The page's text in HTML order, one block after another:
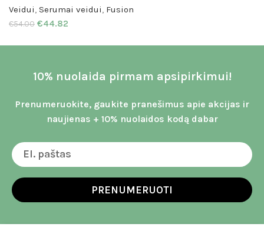
Veidui, Serumai veidui, Fusion
€54.00 €44.82
10% nuolaida pirmam apsipirkimui!
Prenumeruokite, gaukite pranešimus apie akcijas ir
naujienas + 10% nuolaidos kodą dabar
PRENUMERUOTI